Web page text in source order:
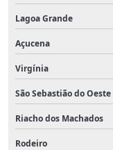
Lagoa Grande
Açucena
Virgínia
São Sebastião do Oeste
Riacho dos Machados
Rodeiro